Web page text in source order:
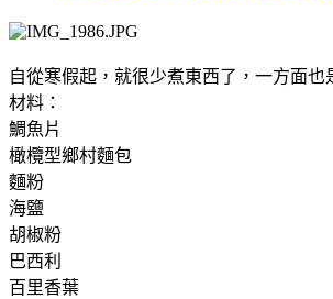
自從寒假起，就很少煮東西了，一方面
材料：
鯛魚片
橄欖型鄉村麵包
麵粉
海鹽
胡椒粉
巴西利
百里香葉